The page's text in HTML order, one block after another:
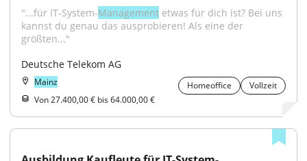
"...für IT-System-Management etwas für dich ist? Bei uns
kannst du genau das ausprobieren! Als eine der
größten..."
Deutsche Telekom AG
Mainz Homeoffice
Vollzeit
Von 27.400,00 € bis 64.000,00 €